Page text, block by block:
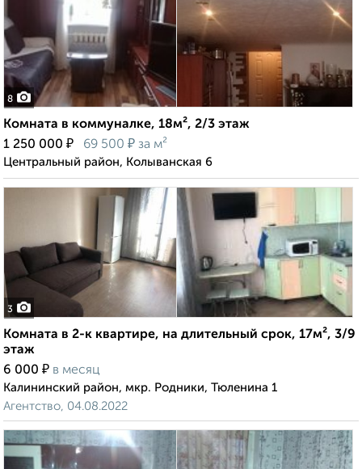
8
Комната в коммуналке, 18м², 2/3 этаж
1 250 000 ₽ 69 500 ₽ за м²
Центральный район, Колыванская 6
3
Комната в 2-к квартире, на длительный срок, 17м², 3/9
этаж
6 000 ₽ в месяц
Калининский район, мкр. Родники, Тюленина 1
Агентство, 04.08.2022